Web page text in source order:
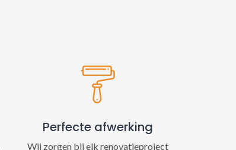
Perfecte afwerking
Wij zorgen bij elk renovatieproject